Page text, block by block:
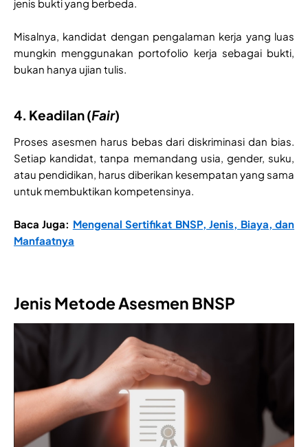
jenis bukti yang berbeda.
Misalnya, kandidat dengan pengalaman kerja yang luas
mungkin menggunakan portofolio kerja sebagai bukti,
bukan hanya ujian tulis.
4. Keadilan (Fair)
Proses asesmen harus bebas dari diskriminasi dan bias.
Setiap kandidat, tanpa memandang usia, gender, suku,
atau pendidikan, harus diberikan kesempatan yang sama
untuk membuktikan kompetensinya.
Baca Juga: Mengenal Sertifikat BNSP, Jenis, Biaya, dan
Manfaatnya
Jenis Metode Asesmen BNSP